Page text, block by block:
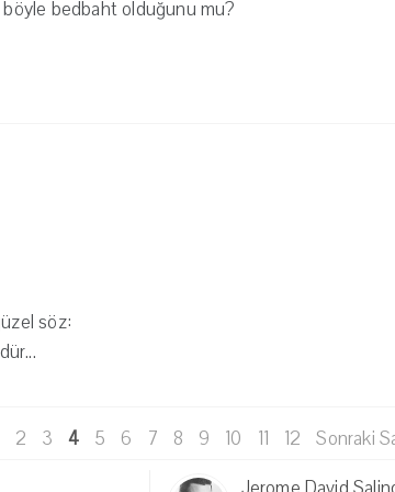
bedbaht olduğunu mu?
söz:
2 3 4 5 6 7 8 9 10 11 12
Sonraki